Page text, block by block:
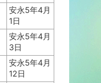
安永5年4月
1日
安永5年4月
3日
安永5年4月
12日